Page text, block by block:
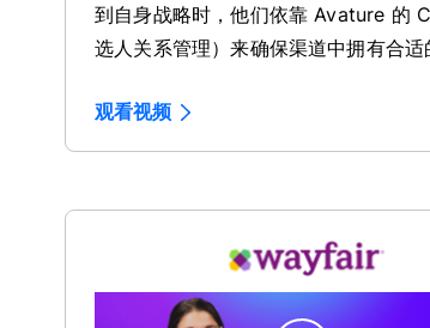
到自身战略时，他们依靠 Avature 的
选人关系管理）来确保渠道中拥有合适
观看视频